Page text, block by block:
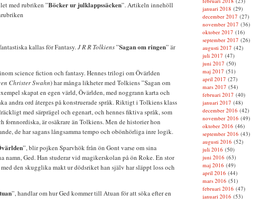
med rubriken ”Böcker ur julklappssäcken”. Artikeln innehöll
kallas för Fantasy.J R R Tolkiens”Sagan om ringen” är
science fiction och fantasy. Hennes trilogi om Övärlden
Christer Swahn) har många likheter med Tolkiens ”Sagan om
skapat en egen värld, Övärlden, med noggrann karta och
andra ord återges på konstruerade språk. Riktigt i Tolkiens klass
med särprägel och egenart, och hennes fiktiva språk, som
fornnordiska, är osäkrare än Tolkiens. Men de historier hon
de har sagans långsamma tempo och obönhörliga inre logik.
”, blir pojken Sparvhök från ön Gont varse om sina
namn, Ged. Han studerar vid magikerskolan på ön Roke. En stor
den skugglika makt ur dödsriket han själv har släppt loss och
”, handlar om hur Ged kommer till Atuan för att söka efter en
januari 2018 (29)
december 2017 (27)
november 2017 (36)
oktober 2017 (16)
september 2017 (26)
augusti 2017 (42)
juli 2017 (47)
juni 2017 (50)
maj 2017 (51)
april 2017 (27)
mars 2017 (54)
februari 2017 (40)
januari 2017 (48)
december 2016(42)
november 2016(49)
oktober 2016(46)
september 2016(43)
augusti 2016(52)
juli 2016(50)
juni 2016(63)
maj 2016(49)
april 2016(44)
mars 2016(51)
februari 2016(47)
januari 2016(53)